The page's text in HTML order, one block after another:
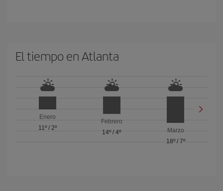
El tiempo en Atlanta
Enero
11º/ 2º
Febrero
14º/ 4º
Marzo
18º/ 7º